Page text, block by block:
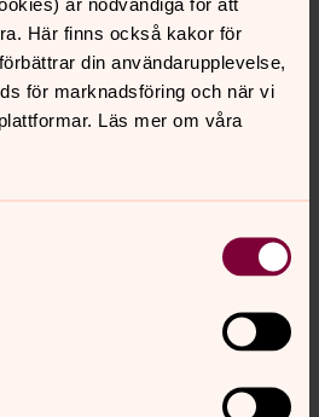
Här finns också kakor för
din användarupplevelse,
för marknadsföring och när vi
Läs mer om våra